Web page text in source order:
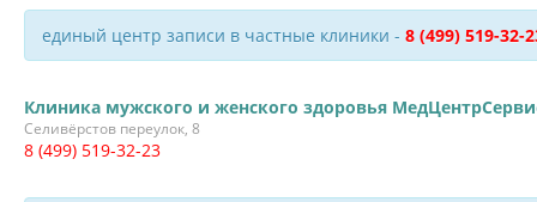
единый центр записи в частные клиники - 8 (499) 519-32-
Клиника мужского и женского здоровья
Селивёрстов переулок, 8
8 (499) 519-32-23